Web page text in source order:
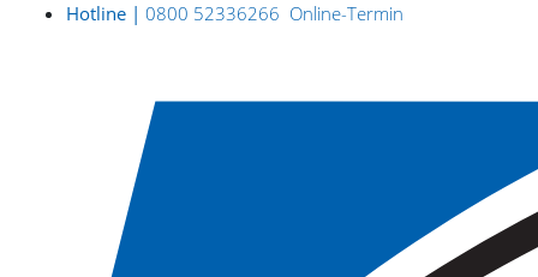
Hotline | 0800 52336266 Online-Termin